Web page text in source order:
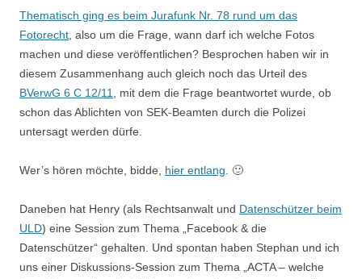
Thematisch ging es beim Jurafunk Nr. 78 rund um das
Fotorecht , also um die Frage, wann darf ich welche Fotos
machen und diese veröffentlichen? Besprochen haben wir in
diesem Zusammenhang auch gleich noch das Urteil des
BVerwG 6 C 12/11
, mit dem die Frage beantwortet wurde, ob
schon das Ablichten von SEK-Beamten durch die Polizei
untersagt werden dürfe.
Wer’s hören möchte, bidde, hier entlang . 🙂
Daneben hat Henry (als Rechtsanwalt und Datenschützer beim
ULD) eine Session zum Thema „Facebook & die
Datenschützer“ gehalten. Und spontan haben Stephan und ich
uns einer Diskussions-Session zum Thema „ACTA – welche